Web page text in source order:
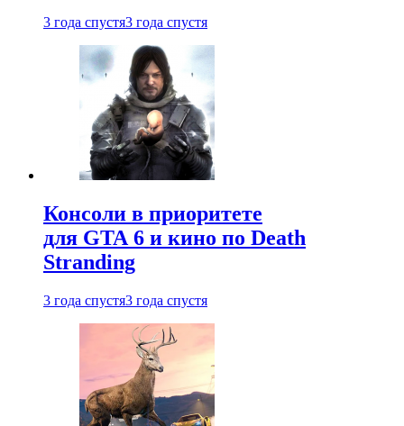
3 года спустя3 года спустя
Консоли в приоритете
для GTA 6 и кино по Death
Stranding
3 года спустя3 года спустя